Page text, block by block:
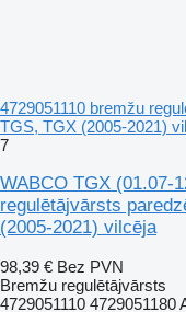
4729051110 bremžu
TGS, TGX (2005-2021)
7
WABCO TGX (01.07-
regulētājvārsts
(2005-2021) vilcēja
98,39 € Bez PVN
Bremžu regulētājvārsts
4729051110 4729051180